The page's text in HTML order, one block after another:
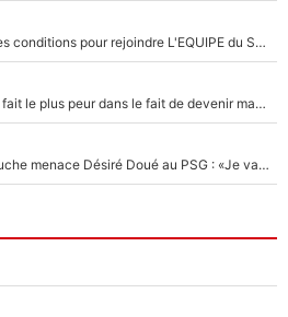
Raymond Domenech a posé ses conditions pour rejoindre L'EQUIPE du Soir : Il refuse de faire l'émission avec un autre chroniqueur !
«C’est l'une des choses qui me fait le plus peur dans le fait de devenir maman» : En couple avec Antoine Dupont, Iris Mittenaere s'inquiète déjà pour ses futurs enfants !
Le transfert de Maghnes Akliouche menace Désiré Doué au PSG : «Je valide à 200%»